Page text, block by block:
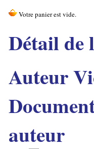
Détail de
Auteur
auteur